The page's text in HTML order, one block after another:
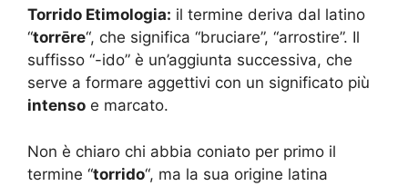
Torrido Etimologia: il termine deriva dal latino
“torrēre“, che significa “bruciare”, “arrostire”. Il
suffisso “-ido” è un’aggiunta successiva, che
serve a formare aggettivi con un significato più
intenso e marcato.
Non è chiaro chi abbia coniato per primo il
termine “torrido“, ma la sua origine latina